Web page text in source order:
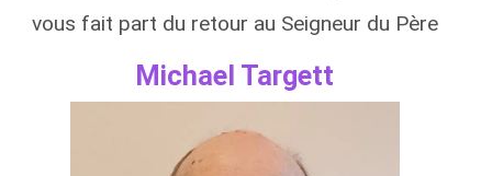
vous fait part du retour au Seigneur du Père
Michael Targett